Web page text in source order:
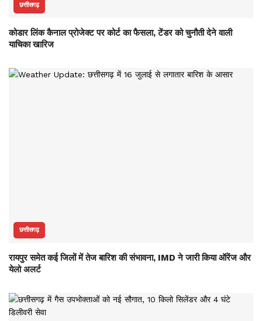
छत्तीसगढ़
कोडार लिंक कैनाल प्रोजेक्ट पर कोर्ट का फैसला, टेंडर को चुनौती देने वाली
याचिका खारिज
छत्तीसगढ़
रायपुर समेत कई जिलों में तेज बारिश की संभावना, IMD ने जारी किया ऑरेंज और
येलो अलर्ट